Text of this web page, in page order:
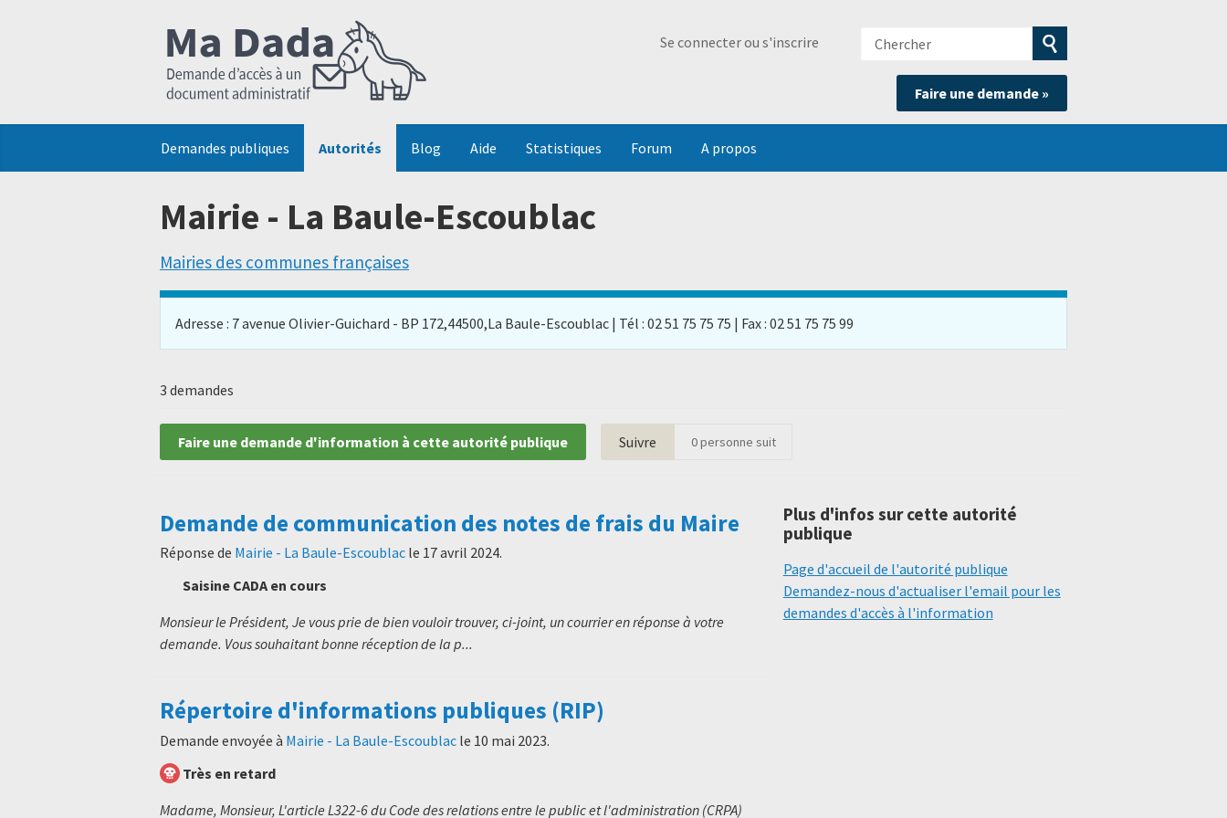
Se connecter ou s'inscrire
Chercher
Soumettre
la
recherche
Faire une demande »
Demandes publiques Autorités Blog Aide Statistiques Forum A propos
Mairie - La Baule-Escoublac
Mairies des communes françaises
Adresse : 7 avenue Olivier-Guichard - BP 172,44500,La Baule-Escoublac | Tél : 02 51 75 75 75 | Fax : 02 51 75 75 99
3 demandes
Faire une demande d'information à cette autorité publique Suivre 0personne suit
Demande de communication des notes de frais du Maire
Réponse de Mairie - La Baule-Escoublac le 17 avril 2024.
Saisine CADA en cours
Monsieur le Président, Je vous prie de bien vouloir trouver, ci-joint, un courrier en réponse à votre
demande. Vous souhaitant bonne réception de la p...
Répertoire d'informations publiques (RIP)
Demande envoyée à Mairie - La Baule-Escoublac le 10 mai 2023.
Très en retard
Madame, Monsieur, L'article L322-6 du Code des relations entre le public et l'administration (CRPA)
Plus d'infos sur cette autorité
publique
Page d'accueil de l'autorité publique
Demandez-nous d'actualiser l'email pour les
demandes d'accès à l'information